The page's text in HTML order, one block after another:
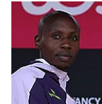
Ciclismo
Herri-kirolak
Balonmano